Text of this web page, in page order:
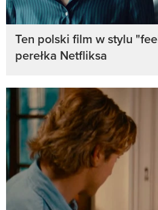
Ten polski film w stylu
perełka Netfliksa